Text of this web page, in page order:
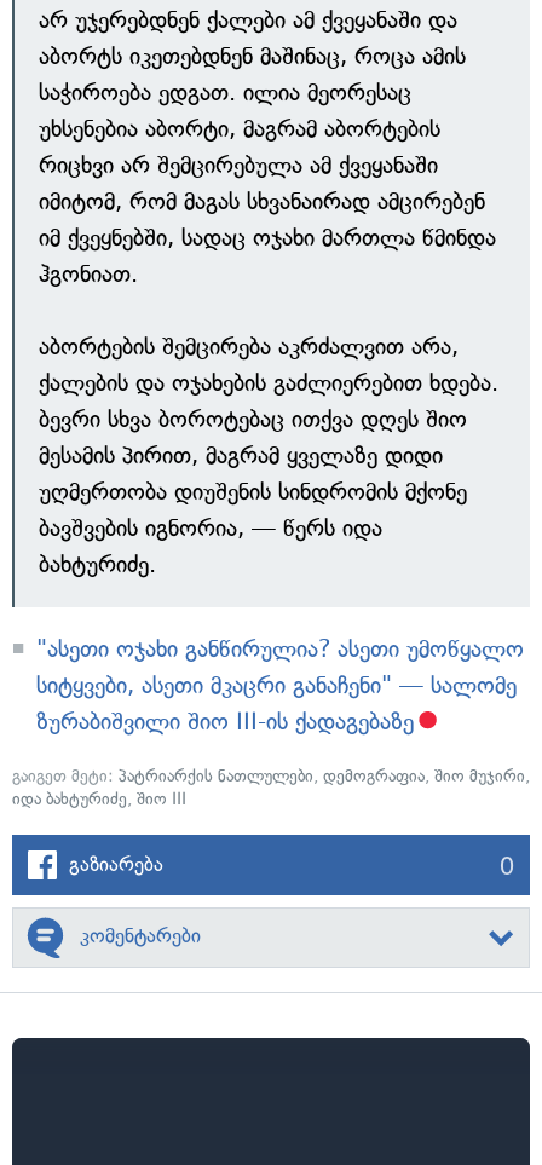
არ უჯერებდნენ ქალები ამ ქვეყანაში და
აბორტს იკეთებდნენ მაშინაც, როცა ამის
საჭიროება ედგათ. ილია მეორესაც
უხსენებია აბორტი, მაგრამ აბორტების
რიცხვი არ შემცირებულა ამ ქვეყანაში
იმიტომ, რომ მაგას სხვანაირად ამცირებენ
იმ ქვეყნებში, სადაც ოჯახი მართლა წმინდა
ჰგონიათ.
აბორტების შემცირება აკრძალვით არა,
ქალების და ოჯახების გაძლიერებით ხდება.
ბევრი სხვა ბოროტებაც ითქვა დღეს შიო
მესამის პირით, მაგრამ ყველაზე დიდი
უღმერთობა დიუშენის სინდრომის მქონე
ბავშვების იგნორია, — წერს იდა
ბახტურიძე.
"ასეთი ოჯახი განწირულია? ასეთი უმოწყალო
სიტყვები, ასეთი მკაცრი განაჩენი" — სალომე
ზურაბიშვილი შიო III-ის ქადაგებაზე
გაიგეთ მეტი: პატრიარქის ნათლულები, დემოგრაფია, შიო მუჯირი,
იდა ბახტურიძე, შიო III
გაზიარება 0
კომენტარები